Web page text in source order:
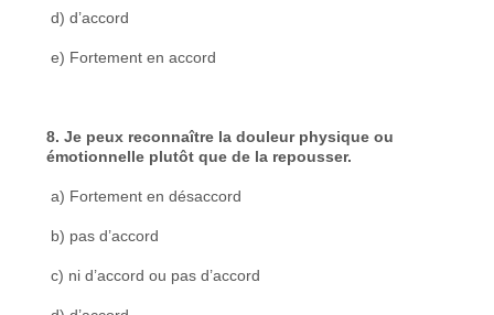
d) d’accord
e) Fortement en accord
8. Je peux reconnaître la douleur physique ou
émotionnelle plutôt que de la repousser.
a) Fortement en désaccord
b) pas d’accord
c) ni d’accord ou pas d’accord